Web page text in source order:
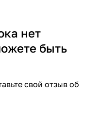
нет
быть
свой отзыв об